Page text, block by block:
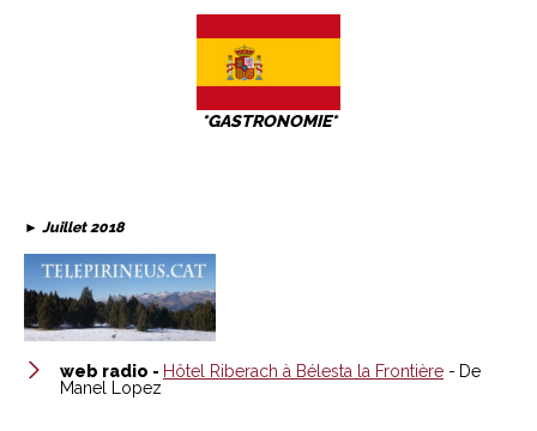
*GASTRONOMIE*
► Juillet 2018
web radio - Hôtel Riberach à Bélesta la Frontière - De
Manel Lopez